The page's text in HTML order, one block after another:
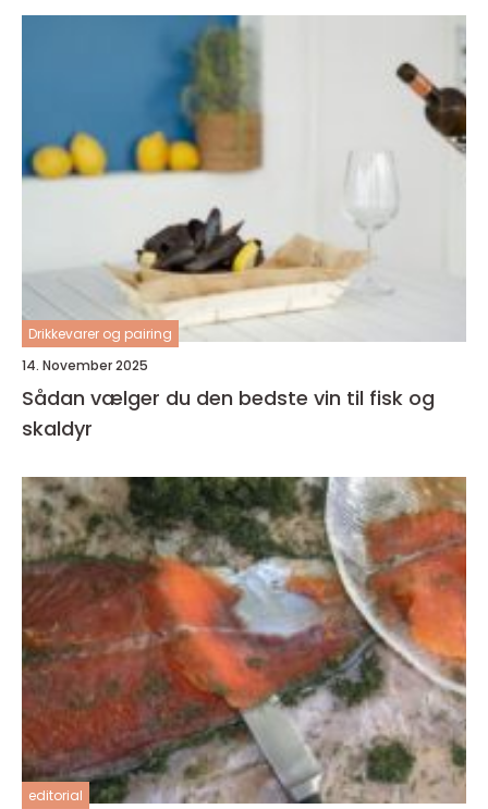
Drikkevarer og pairing
14. November 2025
Sådan vælger du den bedste vin til fisk og
skaldyr
editorial